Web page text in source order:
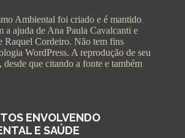
Ambiental foi criado e é mantido
a ajuda de Ana Paula Cavalcanti e
Raquel Cordeiro. Não tem fins
WordPress. A reprodução de seu
que citando a fonte e também
ENVOLVENDO
E SAÚDE